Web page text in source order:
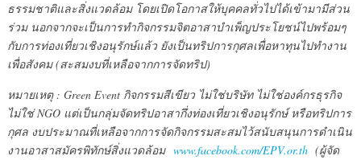
ธรรมชาติและสิ่งแวดล้อม โดยเปิดโอกาสให้บุคคลทั่วไปได้เข้ามามีส่วน
ร่วม นอกจากจะเป็นการทำกิจกรรมจิตอาสาบำเพ็ญประโยชน์ไปพร้อมๆ
กับการท่องเที่ยวเชิงอนุรักษ์แล้ว ยังเป็นทริปการกุศลเพื่อหาทุนไปทำงาน
เพื่อสังคม (สะสมงบที่เหลือจากการจัดทริป)
หมายเหตุ : Green Event กิจกรรมสีเขียว ไม่ใช่บริษัท ไม่ใช่องค์กรธุรกิจ
ไม่ใช่ NGO แต่เป็นกลุ่มจัดทริปอาสากึ่งท่องเที่ยวเชิงอนุรักษ์ หรือทริปการ
กุศล งบประมาณที่เหลือจากการจัดกิจกรรมสะสมไว้สนับสนุนการดำเนิน
งานอาสาสมัครพิทักษ์สิ่งแวดล้อม www.facebook.com/EPV.or.th(ผู้จัด